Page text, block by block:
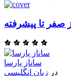
تا پیشرفته
ساناز پارسا
در زبان انگلیسی